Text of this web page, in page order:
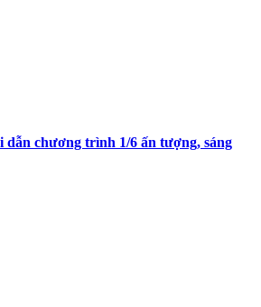
dẫn chương trình 1/6 ấn tượng, sáng